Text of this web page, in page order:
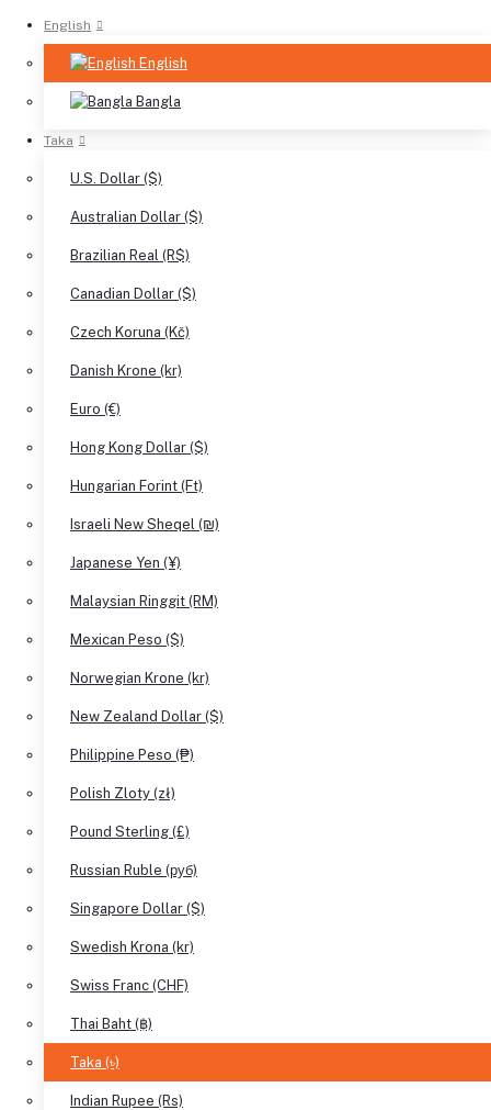
English
English
Bangla
Taka
U.S. Dollar ($)
Australian Dollar ($)
Brazilian Real (R$)
Canadian Dollar ($)
Czech Koruna (Kč)
Danish Krone (kr)
Euro (€)
Hong Kong Dollar ($)
Hungarian Forint (Ft)
Israeli New Sheqel (₪)
Japanese Yen (¥)
Malaysian Ringgit (RM)
Mexican Peso ($)
Norwegian Krone (kr)
New Zealand Dollar ($)
Philippine Peso (₱)
Polish Zloty (zł)
Pound Sterling (£)
Russian Ruble (руб)
Singapore Dollar ($)
Swedish Krona (kr)
Swiss Franc (CHF)
Thai Baht (฿)
Taka (৳)
Indian Rupee (Rs)